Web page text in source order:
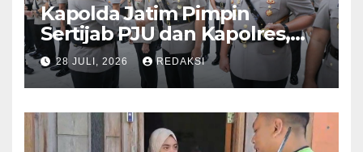
Kapolda Jatim Pimpin
Sertijab PJU dan Kapolres,
Perkuat Regenerasi
Kepemimpinan dan
Pelayanan Presisi
28 JULI, 2026 REDAKSI